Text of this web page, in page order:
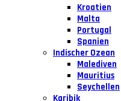
Kroatien
Malta
Portugal
Spanien
Indischer Ozean
Malediven
Mauritius
Seychellen
Karibik